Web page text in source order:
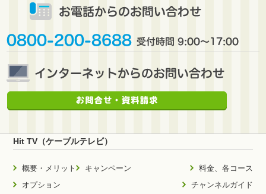
Hit TV（ケーブルテレビ）
概要・メリット 料金、各コース
キャンペーン
チャンネルガイド
オプション